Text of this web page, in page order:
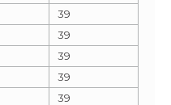
39
39
39
39
39